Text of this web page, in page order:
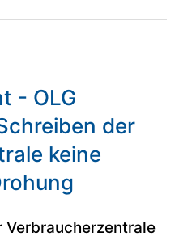
- OLG
der
keine
Verbraucherzentrale